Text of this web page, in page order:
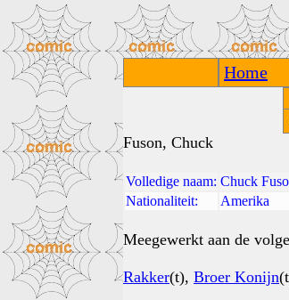
Home
Fuson, Chuck
Volledige naam: Chuck
Nationaliteit:
Amerika
Meegewerkt aan de
Rakker(t), Broer Konijn